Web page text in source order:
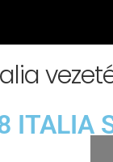
ITALIA